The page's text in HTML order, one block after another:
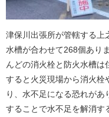
津保川出張所が管轄する上
水槽が合わせて268個あり
んどの消火栓と防火水槽
すると火災現場から消火栓
り、水不足になる恐れが
することで水不足を解消す